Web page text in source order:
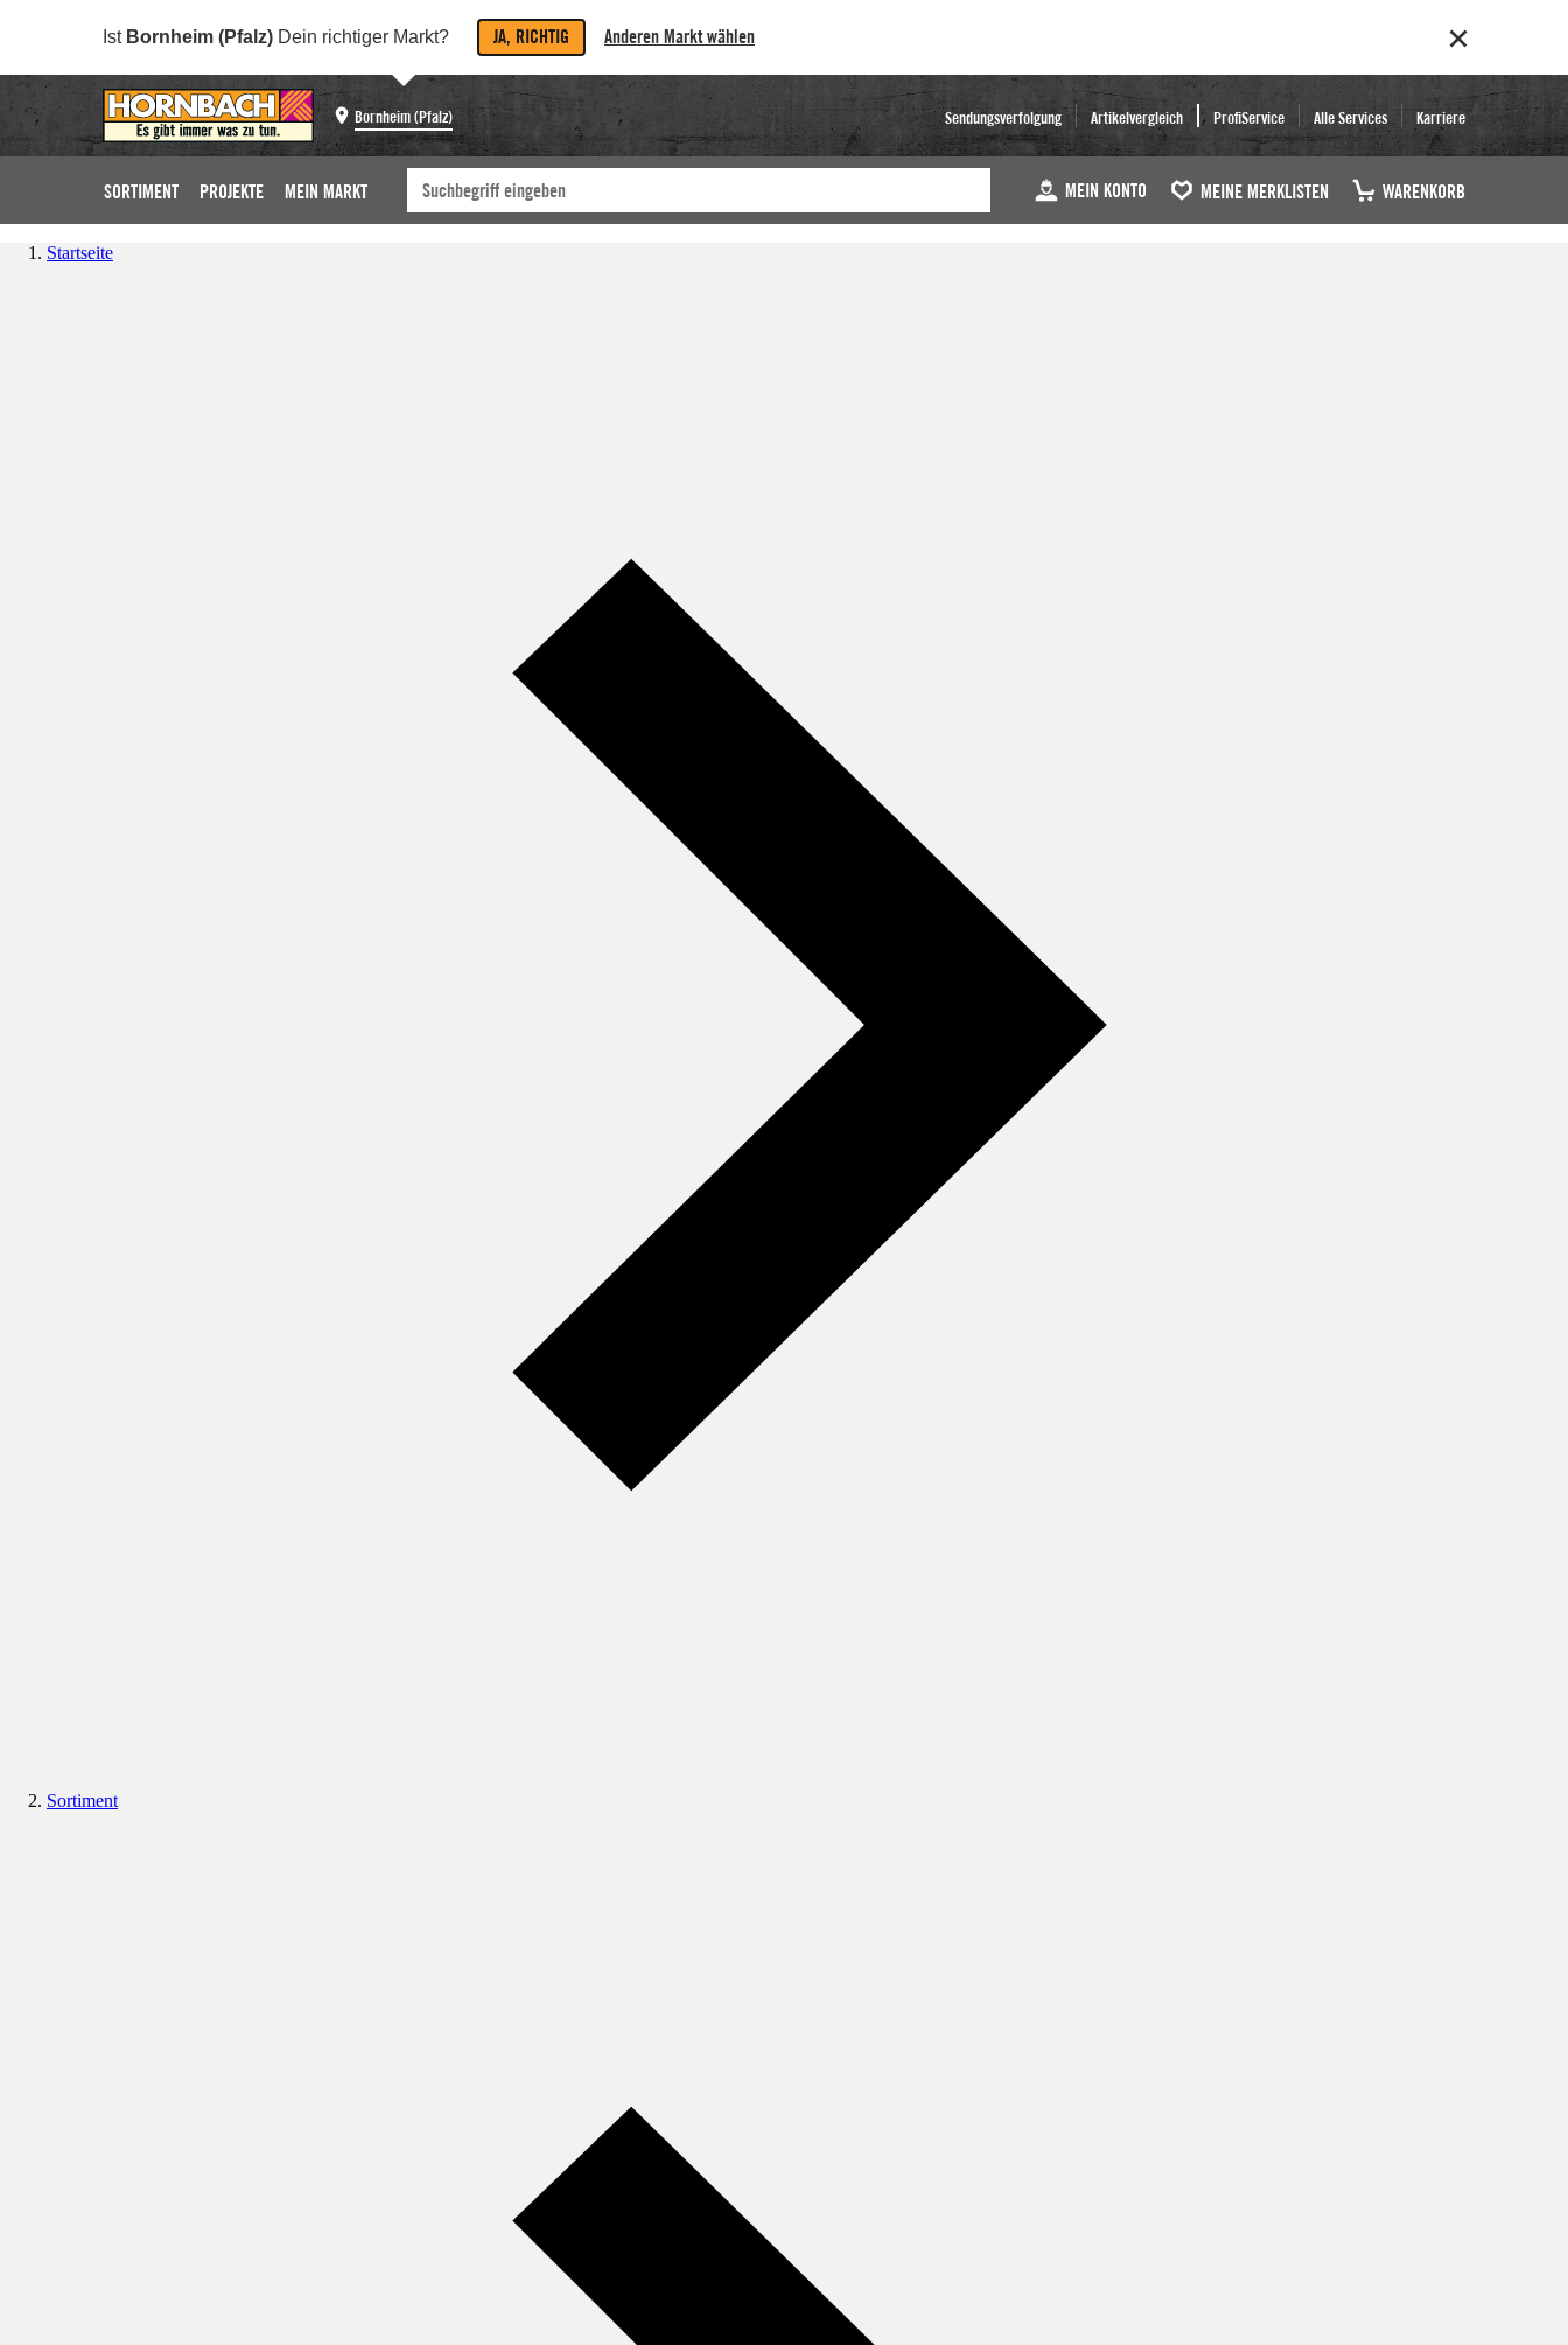
Ist Bornheim (Pfalz) Dein richtiger Markt? JA, RICHTIG Anderen Markt wählen
Bornheim (Pfalz) Sendungsverfolgung Artikelvergleich ProfiService Alle Services Karriere
SORTIMENT PROJEKTE MEIN MARKT MEIN KONTO MEINE MERKLISTEN WARENKORB
Startseite
Sortiment